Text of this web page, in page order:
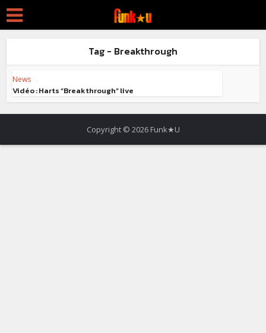
Tag - Breakthrough
News
Vidéo : Harts “Breakthrough” live
Copyright © 2026 Funk★U